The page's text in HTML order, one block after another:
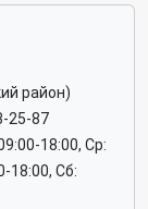
район)
25-87
18:00, Ср:
18:00, Сб: